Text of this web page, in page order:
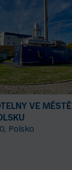
VE MĚSTĚ
Polsko